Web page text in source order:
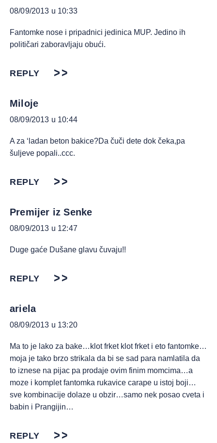
08/09/2013 u 10:33
Fantomke nose i pripadnici jedinica MUP. Jedino ih
političari zaboravljaju obući.
REPLY
Miloje
08/09/2013 u 10:44
A za ‘ladan beton bakice?Da čuči dete dok čeka,pa
šuljeve popali..ccc.
REPLY
Premijer iz Senke
08/09/2013 u 12:47
Duge gaće Dušane glavu čuvaju!!
REPLY
ariela
08/09/2013 u 13:20
Ma to je lako za bake…klot frket klot frket i eto fantomke…
moja je tako brzo strikala da bi se sad para namlatila da
to iznese na pijac pa prodaje ovim finim momcima…a
moze i komplet fantomka rukavice carape u istoj boji…
sve kombinacije dolaze u obzir…samo nek posao cveta i
babin i Prangijin…
REPLY